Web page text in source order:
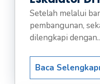
Setelah melalui
pembangunan,
dilengkapi
Baca